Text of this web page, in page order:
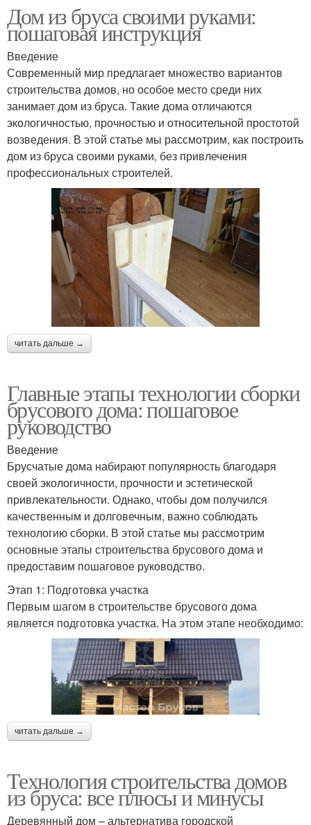
Дом из бруса своими руками:
пошаговая инструкция
Введение
Современный мир предлагает множество вариантов
строительства домов, но особое место среди них
занимает дом из бруса. Такие дома отличаются
экологичностью, прочностью и относительной простотой
возведения. В этой статье мы рассмотрим, как построить
дом из бруса своими руками, без привлечения
профессиональных строителей.
читать дальше →
Главные этапы технологии сборки
брусового дома: пошаговое
руководство
Введение
Брусчатые дома набирают популярность благодаря
своей экологичности, прочности и эстетической
привлекательности. Однако, чтобы дом получился
качественным и долговечным, важно соблюдать
технологию сборки. В этой статье мы рассмотрим
основные этапы строительства брусового дома и
предоставим пошаговое руководство.
Этап 1: Подготовка участка
Первым шагом в строительстве брусового дома
является подготовка участка. На этом этапе необходимо:
читать дальше →
Технология строительства домов
из бруса: все плюсы и минусы
Деревянный дом – альтернатива городской